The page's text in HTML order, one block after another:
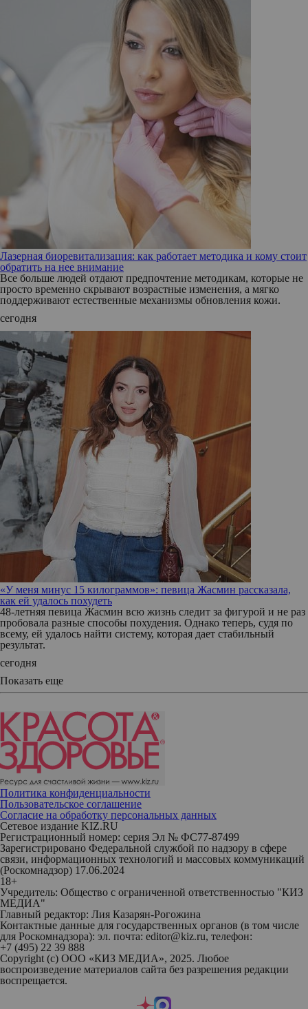
Лазерная биоревитализация: как работает методика и кому стоит
обратить на нее внимание
Все больше людей отдают предпочтение методикам, которые не
просто временно скрывают возрастные изменения, а мягко
поддерживают естественные механизмы обновления кожи.
сегодня
«У меня минус 15 килограммов»: певица Жасмин рассказала,
как ей удалось похудеть
48-летняя певица Жасмин всю жизнь следит за фигурой и не раз
пробовала разные способы похудения. Однако теперь, судя по
всему, ей удалось найти систему, которая дает стабильный
результат.
сегодня
Показать еще
Политика конфиденциальности
Пользовательское соглашение
Согласие на обработку персональных данных
Сетевое издание KIZ.RU
Регистрационный номер: серия Эл № ФС77-87499
Зарегистрировано Федеральной службой по надзору в сфере
связи, информационных технологий и массовых коммуникаций
(Роскомнадзор) 17.06.2024
18+
Учредитель: Общество с ограниченной ответственностью "КИЗ
МЕДИА"
Главный редактор: Лия Казарян-Рогожина
Контактные данные для государственных органов (в том числе
для Роскомнадзора): эл. почта: editor@kiz.ru, телефон:
+7 (495) 22 39 888
Copyright (с) ООО «КИЗ МЕДИА», 2025. Любое
воспроизведение материалов сайта без разрешения редакции
воспрещается.